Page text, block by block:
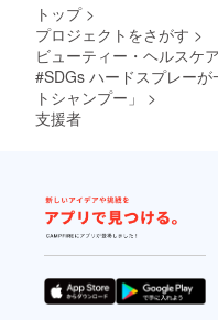
トップ >
プロジェクトをさがす >
ビューティー・ヘルスケア
#SDGs ハードスプレー
トシャンプー」
>
支援者